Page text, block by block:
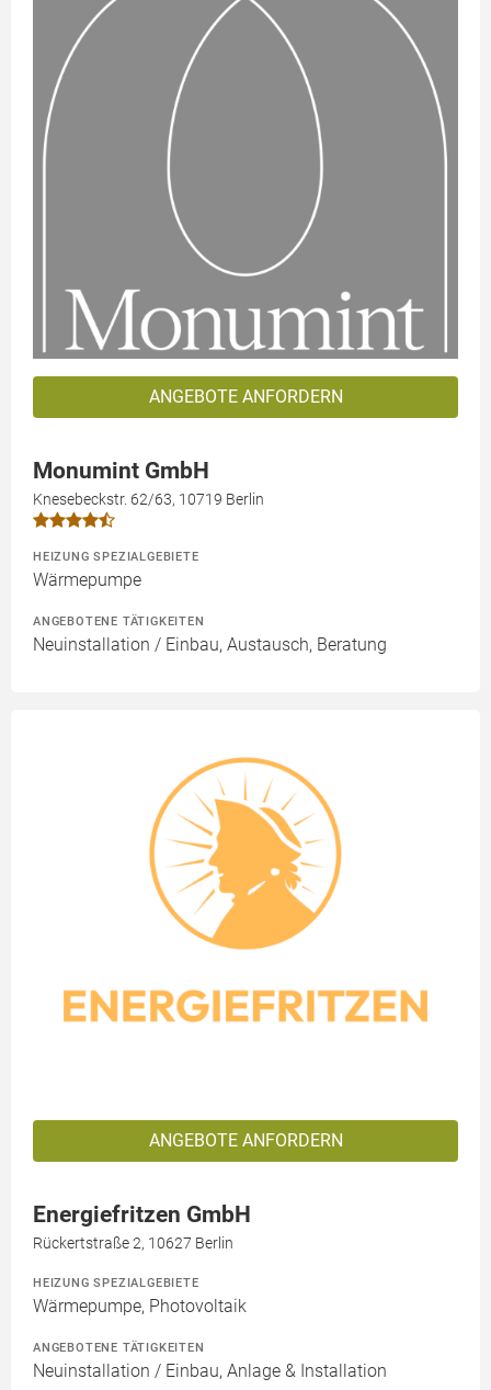
ANGEBOTE ANFORDERN
Monumint GmbH
Knesebeckstr. 62/63, 10719 Berlin
HEIZUNG SPEZIALGEBIETE
Wärmepumpe
ANGEBOTENE TÄTIGKEITEN
Neuinstallation / Einbau, Austausch, Beratung
ANGEBOTE ANFORDERN
Energiefritzen GmbH
Rückertstraße 2, 10627 Berlin
HEIZUNG SPEZIALGEBIETE
Wärmepumpe, Photovoltaik
ANGEBOTENE TÄTIGKEITEN
Neuinstallation / Einbau, Anlage & Installation